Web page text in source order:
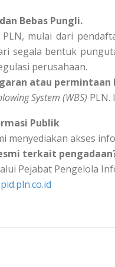
Bebas Pungli.
mulai dari
segala bentuk
perusahaan.
atau
System (WBS) PLN.
Publik
menyediakan akses
terkait
Pejabat Pengelola